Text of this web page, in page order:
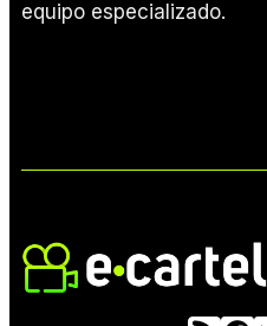
equipo especializado.